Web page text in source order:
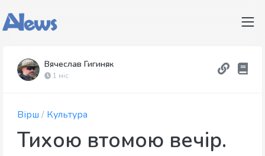
Вячеслав Гигиняк
1 міс
Вірш / Культура
Тихою втомою вечір.